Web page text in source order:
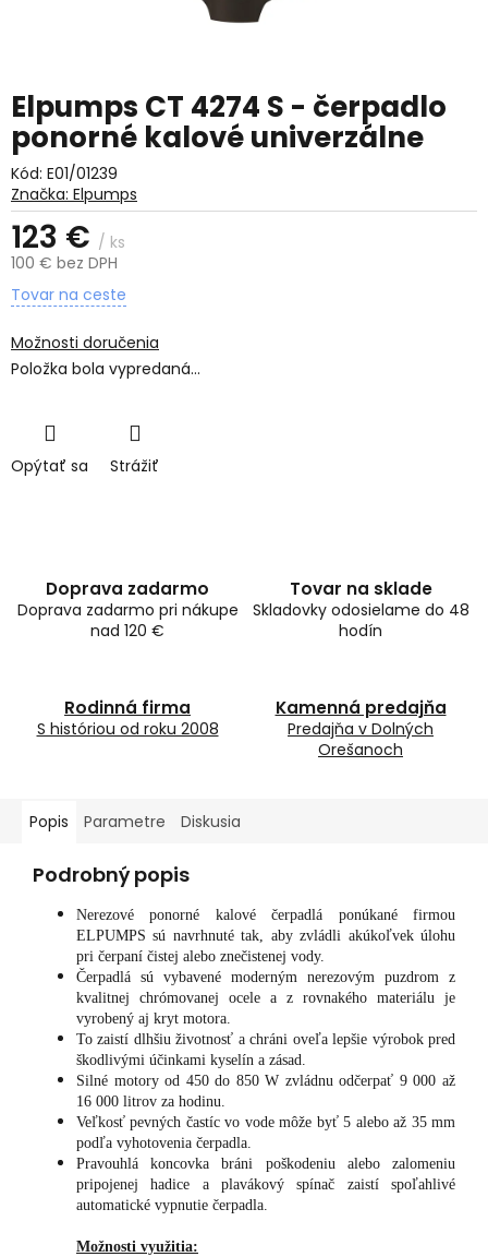
Elpumps CT 4274 S - čerpadlo
ponorné kalové univerzálne
Kód: E01/01239
123 € / ks
100 € bez DPH
Jednotková
Tovar na ceste
Možnosti doručenia
Položka bola vypredaná…
Opýtať sa Strážiť
Značka: Elpumps
Doprava zadarmo
Doprava zadarmo pri nákupe
nad 120 €
Tovar na sklade
Skladovky odosielame do 48
hodín
Rodinná firma
S históriou od roku 2008
Kamenná predajňa
Predajňa v Dolných
Orešanoch
Popis Parametre Diskusia
Podrobný popis
Nerezové ponorné kalové čerpadlá ponúkané firmou
ELPUMPS sú navrhnuté tak, aby zvládli akúkoľvek úlohu
pri čerpaní čistej alebo znečistenej vody.
Čerpadlá sú vybavené moderným nerezovým puzdrom z
kvalitnej chrómovanej ocele a z rovnakého materiálu je
vyrobený aj kryt motora.
To zaistí dlhšiu životnosť a chráni oveľa lepšie výrobok pred
škodlivými účinkami kyselín a zásad.
Silné motory od 450 do 850 W zvládnu odčerpať 9 000 až
16 000 litrov za hodinu.
Veľkosť pevných častíc vo vode môže byť 5 alebo až 35 mm
podľa vyhotovenia čerpadla.
Pravouhlá koncovka bráni poškodeniu alebo zalomeniu
pripojenej hadice a plavákový spínač zaistí spoľahlivé
automatické vypnutie čerpadla.
Možnosti využitia: